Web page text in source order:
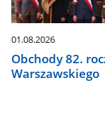
01.08.2026
Obchody 82.
Warszawskiego